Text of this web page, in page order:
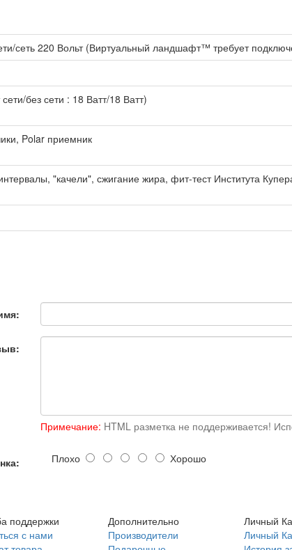
сеть 220 Вольт (Виртуальный ландшафт™ требует
без сети : 18 Ватт/18 Ватт)
Polar приемник
"качели", сжигание жира, фит-тест Института
Примечание: HTML разметка не поддерживается!
Плохо Хорошо
поддержки
с нами
Дополнительно
Производители
Личный
Личный